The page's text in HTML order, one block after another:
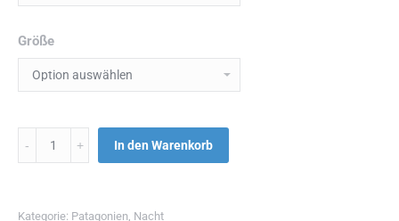
Größe
Menge In den Warenkorb
Kategorie: Patagonien Nacht